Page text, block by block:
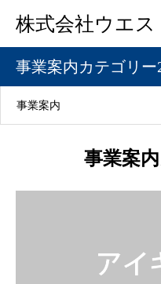
株式会社ウエス
事業案内カテゴリー
事業案内
事業案